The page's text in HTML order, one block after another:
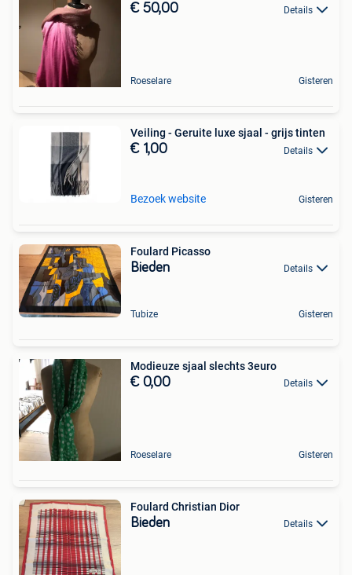
€ 50,00 Details
Roeselare Gisteren
Veiling - Geruite luxe sjaal - grijs tinten
€ 1,00 Details
Bezoek website Gisteren
Foulard Picasso
Bieden Details
Tubize Gisteren
Modieuze sjaal slechts 3euro
€ 0,00 Details
Roeselare Gisteren
Foulard Christian Dior
Bieden Details